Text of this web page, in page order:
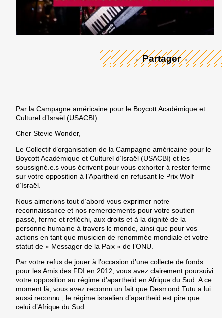
→ Partager ←
← Merci ! →
Par la Campagne américaine pour le Boycott Académique et
Culturel d’Israël (USACBI)
Cher Stevie Wonder,
Le Collectif d’organisation de la Campagne américaine pour le
Boycott Académique et Culturel d’Israël (USACBI) et les
soussigné.e.s vous écrivent pour vous exhorter à rester ferme
sur votre opposition à l’Apartheid en refusant le Prix Wolf
d’Israël.
Nous aimerions tout d’abord vous exprimer notre
reconnaissance et nos remerciements pour votre soutien
passé, ferme et réfléchi, aux droits et à la dignité de la
personne humaine à travers le monde, ainsi que pour vos
actions en tant que musicien de renommée mondiale et votre
statut de « Messager de la Paix » de l’ONU.
Par votre refus de jouer à l’occasion d’une collecte de fonds
pour les Amis des FDI en 2012, vous avez clairement poursuivi
votre opposition au régime d’apartheid en Afrique du Sud. A ce
moment là, vous avez reconnu un fait que Desmond Tutu a lui
aussi reconnu ; le régime israélien d’apartheid est pire que
celui d’Afrique du Sud.